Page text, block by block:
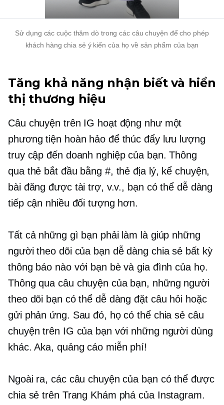
Sử dụng các cuộc thăm dò trong các câu chuyện để cho phép
khách hàng chia sẻ ý kiến ​​của họ về sản phẩm của bạn
Tăng khả năng nhận biết và hiển
thị thương hiệu
Câu chuyện trên IG hoạt động như một
phương tiện hoàn hảo để thúc đẩy lưu lượng
truy cập đến doanh nghiệp của bạn. Thông
qua thẻ bắt đầu bằng #, thẻ địa lý, kể chuyện,
bài đăng được tài trợ, v.v., bạn có thể dễ dàng
tiếp cận nhiều đối tượng hơn.
Tất cả những gì bạn phải làm là giúp những
người theo dõi của bạn dễ dàng chia sẻ bất kỳ
thông báo nào với bạn bè và gia đình của họ.
Thông qua câu chuyện của bạn, những người
theo dõi bạn có thể dễ dàng đặt câu hỏi hoặc
gửi phản ứng. Sau đó, họ có thể chia sẻ câu
chuyện trên IG của bạn với những người dùng
khác. Aka, quảng cáo miễn phí!
Ngoài ra, các câu chuyện của bạn có thể được
chia sẻ trên Trang Khám phá của Instagram.